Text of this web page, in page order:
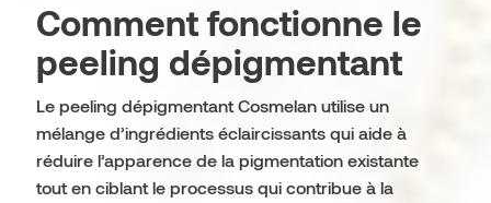
Comment fonctionne le
peeling dépigmentant
Le peeling dépigmentant Cosmelan utilise un
mélange d’ingrédients éclaircissants qui aide à
réduire l’apparence de la pigmentation existante
tout en ciblant le processus qui contribue à la